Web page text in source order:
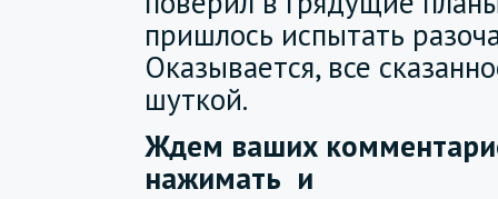
пришлось испытать
Оказывается, все
шуткой.
Ждем ваших
нажимать и